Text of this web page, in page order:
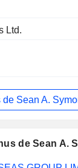
Ltd.
Sean A.
de Sean A.